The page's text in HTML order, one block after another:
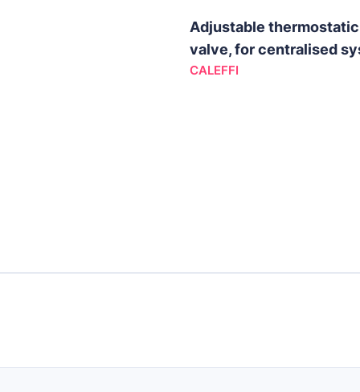
Adjustable
valve, for centralised
CALEFFI